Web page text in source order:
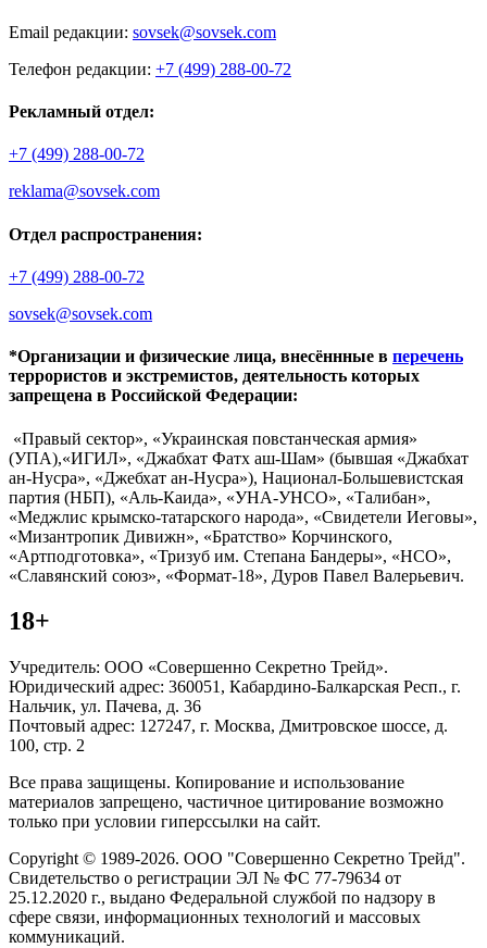
Email редакции: sovsek@sovsek.com
Телефон редакции: +7 (499) 288-00-72
Рекламный отдел:
+7 (499) 288-00-72
reklama@sovsek.com
Отдел распространения:
+7 (499) 288-00-72
sovsek@sovsek.com
*Организации и физические лица, внесённные в перечень
террористов и экстремистов, деятельность которых
запрещена в Российской Федерации:
«Правый сектор», «Украинская повстанческая армия»
(УПА),«ИГИЛ», «Джабхат Фатх аш-Шам» (бывшая «Джабхат
ан-Нусра», «Джебхат ан-Нусра»), Национал-Большевистская
партия (НБП), «Аль-Каида», «УНА-УНСО», «Талибан»,
«Меджлис крымско-татарского народа», «Свидетели Иеговы»,
«Мизантропик Дивижн», «Братство» Корчинского,
«Артподготовка», «Тризуб им. Степана Бандеры», «НСО»,
«Славянский союз», «Формат-18», Дуров Павел Валерьевич.
18+
Учредитель: ООО «Совершенно Секретно Трейд».
Юридический адрес: 360051, Кабардино-Балкарская Респ., г.
Нальчик, ул. Пачева, д. 36
Почтовый адрес: 127247, г. Москва, Дмитровское шоссе, д.
100, стр. 2
Все права защищены. Копирование и использование
материалов запрещено, частичное цитирование возможно
только при условии гиперссылки на сайт.
Copyright © 1989-2026. ООО "Совершенно Секретно Трейд".
Свидетельство о регистрации ЭЛ № ФС 77-79634 от
25.12.2020 г., выдано Федеральной службой по надзору в
сфере связи, информационных технологий и массовых
коммуникаций.